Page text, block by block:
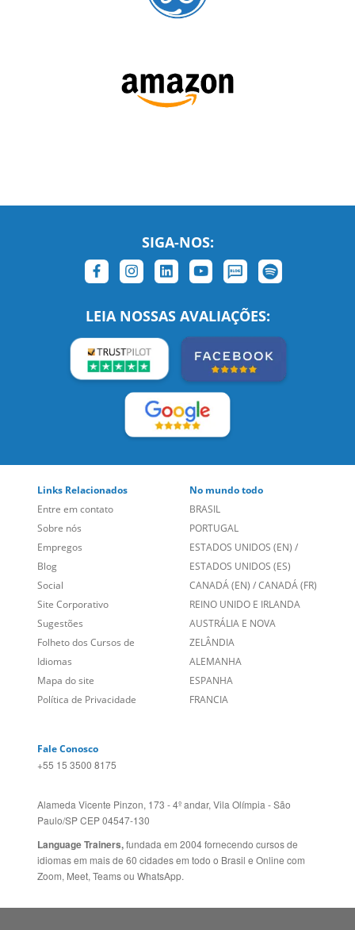
Entre em contato
Sobre nós
Empregos
Blog
Social
Site Corporativo
Sugestões
Folheto dos Cursos de
Idiomas
Mapa do site
Política de Privacidade
BRASIL
PORTUGAL
ESTADOS UNIDOS (EN)
ESTADOS UNIDOS (ES)
CANADÁ (EN)/CANADÁ (FR)
REINO UNIDO E IRLANDA
AUSTRÁLIA E NOVA
ZELÂNDIA
ALEMANHA
ESPANHA
FRANCIA
+55 15 3500 8175
Paulo/SP CEP 04547-130
Language Trainers,fundada em 2004 fornecendo cursos de
idiomas em mais de 60 cidades em todo o Brasil e Online com
Zoom, Meet, Teams ou WhatsApp.